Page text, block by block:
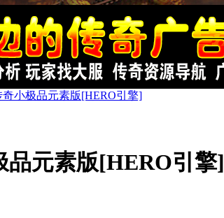
奇小极品元素版[HERO引擎]
品元素版[HERO引擎]